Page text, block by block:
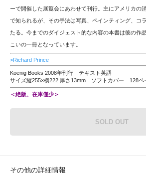
ーで開催した展覧会にあわせて刊行。主にアメリカの
で知られるが、その手法は写真、ペインティング、コ
たる。今までのダイジェスト的な内容の本書は彼の作
こいの一冊となっています。
>Richard Prince
Koenig Books 2008年刊行 テキスト英語
サイズ縦255×横222 厚さ13mm ソフトカバー 128ペ
＜絶版、在庫僅少＞
SOLD OUT
その他の詳細情報